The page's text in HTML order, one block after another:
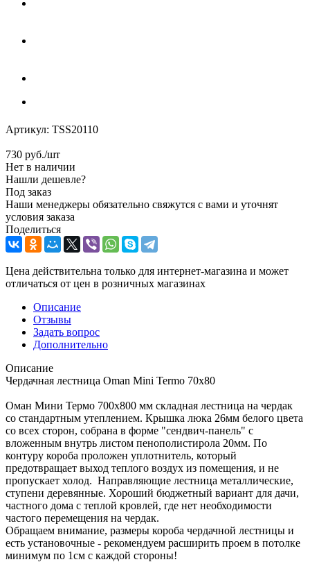
Артикул: TSS20110
730 руб./шт
Нет в наличии
Нашли дешевле?
Под заказ
Наши менеджеры обязательно свяжутся с вами и уточнят
условия заказа
Поделиться
Цена действительна только для интернет-магазина и может
отличаться от цен в розничных магазинах
Описание
Отзывы
Задать вопрос
Дополнительно
Описание
Чердачная лестница Oman Mini Termo 70x80
Оман Мини Термо 700х800 мм складная лестница на чердак
со стандартным утеплением. Крышка люка 26мм белого цвета
со всех сторон, собрана в форме "сендвич-панель" с
вложенным внутрь листом пенополистирола 20мм. По
контуру короба проложен уплотнитель, который
предотвращает выход теплого воздух из помещения, и не
пропускает холод. Направляющие лестница металлические,
ступени деревянные. Хороший бюджетный вариант для дачи,
частного дома с теплой кровлей, где нет необходимости
частого перемещения на чердак.
Обращаем внимание, размеры короба чердачной лестницы и
есть установочные - рекомендуем расширить проем в потолке
минимум по 1см с каждой стороны!